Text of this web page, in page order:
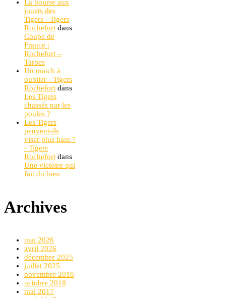
La bourse aux
jouets des
Tigers - Tigers
Rochefort dans
Coupe de
France :
Rochefort –
Tarbes
Un match à
oublier - Tigers
Rochefort dans
Les Tigers
chassés par les
poules ?
Les Tigers
peuvent-ils
viser plus haut ?
- Tigers
Rochefort dans
Une victoire qui
fait du bien
Archives
mai 2026
avril 2026
décembre 2025
juillet 2025
novembre 2018
octobre 2018
mai 2017